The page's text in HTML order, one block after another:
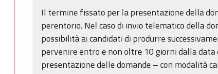
Il termine fissato per la presentazione della
perentorio. Nel caso di invio telematico della
possibilità ai candidati di produrre
pervenire entro e non oltre 10 giorni dalla
presentazione delle domande – con modalità